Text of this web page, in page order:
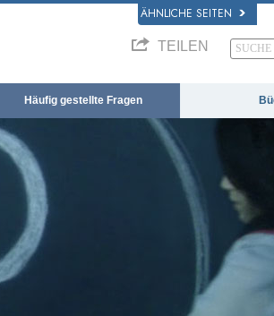
ÄHNLICHE SEITEN
TEILEN
Häufig gestellte Fragen